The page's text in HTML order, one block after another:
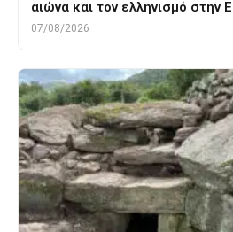
αιώνα και τον ελληνισμό
07/08/2026